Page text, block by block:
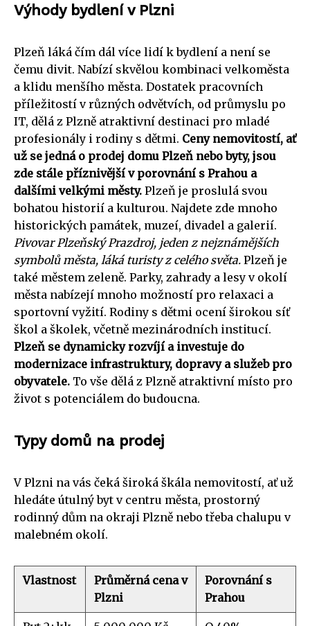
Výhody bydlení v Plzni
Plzeň láká čím dál více lidí k bydlení a není se
čemu divit. Nabízí skvělou kombinaci velkoměsta
a klidu menšího města. Dostatek pracovních
příležitostí v různých odvětvích, od průmyslu po
IT, dělá z Plzně atraktivní destinaci pro mladé
profesionály i rodiny s dětmi. Ceny nemovitostí, ať
už se jedná o prodej domu Plzeň nebo byty, jsou
zde stále příznivější v porovnání s Prahou a
dalšími velkými městy. Plzeň je proslulá svou
bohatou historií a kulturou. Najdete zde mnoho
historických památek, muzeí, divadel a galerií.
Pivovar Plzeňský Prazdroj, jeden z nejznámějších
symbolů města, láká turisty z celého světa. Plzeň je
také městem zeleně. Parky, zahrady a lesy v okolí
města nabízejí mnoho možností pro relaxaci a
sportovní vyžití. Rodiny s dětmi ocení širokou síť
škol a školek, včetně mezinárodních institucí.
Plzeň se dynamicky rozvíjí a investuje do
modernizace infrastruktury, dopravy a služeb pro
obyvatele. To vše dělá z Plzně atraktivní místo pro
život s potenciálem do budoucna.
Typy domů na prodej
V Plzni na vás čeká široká škála nemovitostí, ať už
hledáte útulný byt v centru města, prostorný
rodinný dům na okraji Plzně nebo třeba chalupu v
malebném okolí.
Vlastnost
Průměrná cena v
Plzni
Porovnání s
Prahou